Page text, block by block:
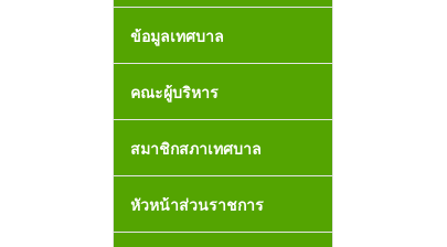
ข้อมูลเทศบาล
คณะผู้บริหาร
สมาชิกสภาเทศบาล
หัวหน้าส่วนราชการ